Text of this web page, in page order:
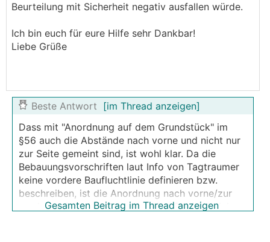
Beurteilung mit Sicherheit negativ ausfallen würde.
Ich bin euch für eure Hilfe sehr Dankbar!
Liebe Grüße
Beste Antwort [im Thread anzeigen]
Dass mit "Anordnung auf dem Grundstück" im
§56 auch die Abstände nach vorne und nicht nur
zur Seite gemeint sind, ist wohl klar. Da die
Bebauungsvorschriften laut Info von Tagtraumer
keine vordere Baufluchtlinie definieren bzw.
beschreiben, ist die Anordnung nach vorne/zur
vorderen Grundstücksgrenze/Straßenfluchtlinie
Gesamten Beitrag im Thread anzeigen